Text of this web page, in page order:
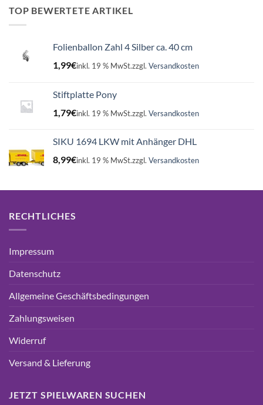
16,99€15,75€.
TOP BEWERTETE ARTIKEL
Folienballon Zahl 4 Silber ca. 40 cm
1,99€inkl. 19 % MwSt.zzgl. Versandkosten
Stiftplatte Pony
1,79€inkl. 19 % MwSt.zzgl. Versandkosten
SIKU 1694 LKW mit Anhänger DHL
8,99€inkl. 19 % MwSt.zzgl. Versandkosten
RECHTLICHES
Impressum
Datenschutz
Allgemeine Geschäftsbedingungen
Zahlungsweisen
Widerruf
Versand & Lieferung
JETZT SPIELWAREN SUCHEN